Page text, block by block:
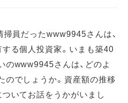
員だったwww9945さんは、
る個人投資家。いまも築40
のwww9945さんは、どのよ
のでしょうか。資産額の推移
いてお話をうかがいまし